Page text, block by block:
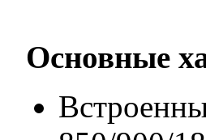
Основные